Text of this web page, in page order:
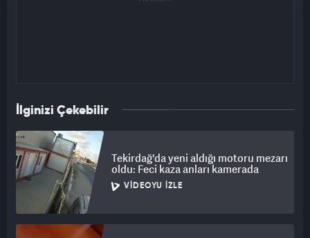
İlginizi Çekebilir
Tekirdağ'da yeni aldığı motoru mezarı
oldu: Feci kaza anları kamerada
VIDEOYU İZLE